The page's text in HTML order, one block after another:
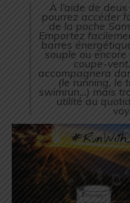
À l’aide de
pourrez accéder
de la poche
Emportez
barres
souple ou
coupe-
accompagnera
(le running, le
swimrun…) mais
utilité au